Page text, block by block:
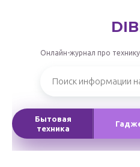
Онлайн-журнал про
Бытовая
техника